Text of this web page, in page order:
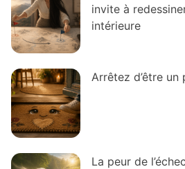
invite à
intérieure
Arrêtez d’être un
La peur de